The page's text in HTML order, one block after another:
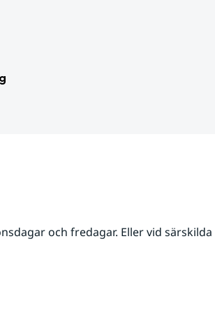
och fredagar. Eller vid särskilda